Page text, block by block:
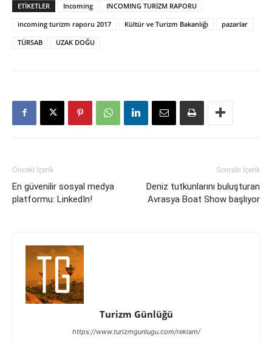
ETIKETLER Incoming
INCOMING TURİZM RAPORU
incoming turizm raporu 2017
Kültür ve Turizm Bakanlığı
pazarlar
TÜRSAB
UZAK DOĞU
Önceki İçerik
En güvenilir sosyal medya
platformu: LinkedIn!
Sonraki İçerik
Deniz tutkunlarını buluşturan
Avrasya Boat Show başlıyor
Turizm Günlüğü
https://www.turizmgunlugu.com/reklam/